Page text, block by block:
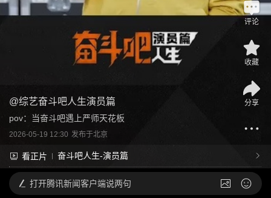
@综艺奋斗吧人生演员篇
pov：当奋斗吧遇上严师天花板
2026-05-19 12:30 发布于北京
看正片 奋斗吧人生-演员篇
评论
收藏
分享
打开腾讯新闻客户端说两句